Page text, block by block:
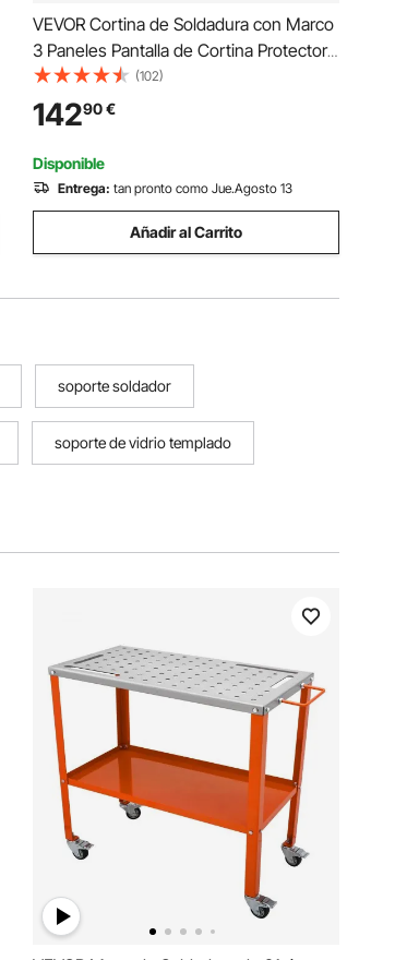
VEVOR Cortina de Soldadura con Marco
3 Paneles Pantalla de Cortina Protectora
de Soldadura 1,8x1,8 m de Vinilo
Ignífugo con 12 Ruedas Giratorias (6 con
Bloqueo) Mobile Pro para Taller,
Industria, Rojo
(102)
14290€
Disponible
Entrega: tan pronto como Jue.Agosto 13
Añadir al Carrito
soporte soldador
soporte de vidrio templado